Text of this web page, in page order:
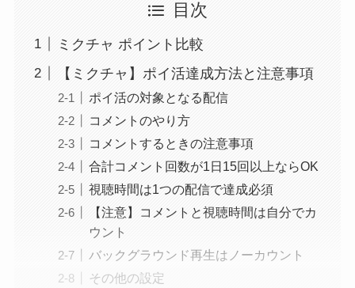
目次
ミクチャ ポイント比較
【ミクチャ】ポイ活達成方法と注意事項
ポイ活の対象となる配信
コメントのやり方
コメントするときの注意事項
合計コメント回数が1日15回以上ならOK
視聴時間は1つの配信で達成必須
【注意】コメントと視聴時間は自分でカ
ウント
バックグラウンド再生はノーカウント
その他の設定